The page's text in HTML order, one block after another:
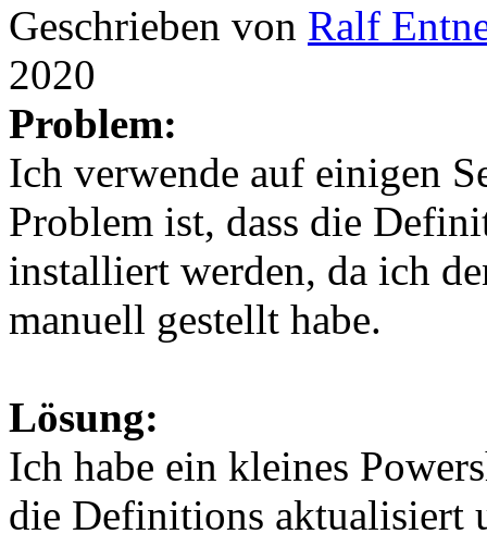
Geschrieben von Ralf
2020
Problem:
Ich verwende auf einigen
Problem ist, dass die
installiert werden, da ich
manuell gestellt habe.
Lösung:
Ich habe ein kleines
die Definitions aktualisiert